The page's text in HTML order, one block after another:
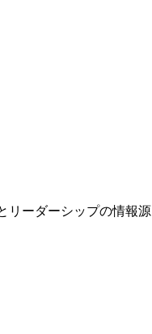
リーダーシップの情報源